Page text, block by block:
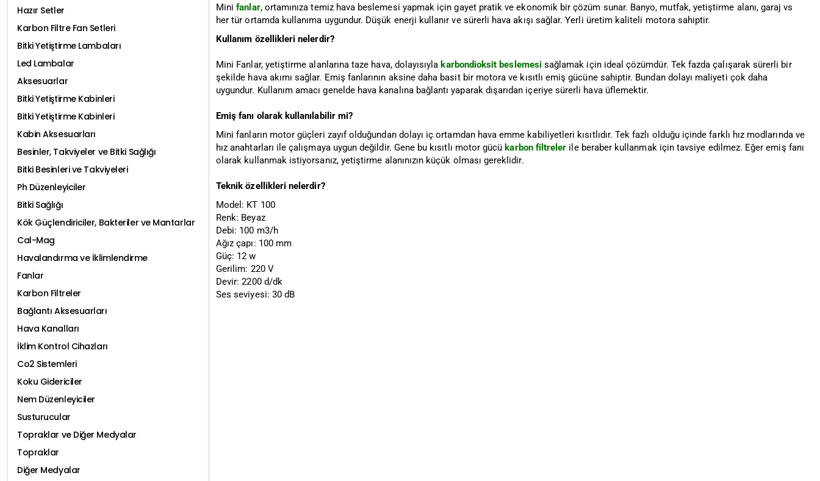
Minifanlar, ortamınıza temiz hava beslemesi yapmak için gayet pratik ve ekonomik bir çözüm sunar. Banyo, mutfak, yetiştirme alanı, garaj vs
her tür ortamda kullanıma uygundur. Düşük enerji kullanır ve sürerli hava akışı sağlar. Yerli üretim kaliteli motora sahiptir.
Kullanım özellikleri nelerdir?
Mini Fanlar, yetiştirme alanlarına taze hava, dolayısıyla karbondioksit beslemesi sağlamak için ideal çözümdür. Tek fazda çalışarak sürerli bir
şekilde hava akımı sağlar. Emiş fanlarının aksine daha basit bir motora ve kısıtlı emiş gücüne sahiptir. Bundan dolayı maliyeti çok daha
uygundur. Kullanım amacı genelde hava kanalına bağlantı yaparak dışarıdan içeriye sürerli hava üflemektir.
Emiş fanı olarak kullanılabilir mi?
Mini fanların motor güçleri zayıf olduğundan dolayı iç ortamdan hava emme kabiliyetleri kısıtlıdır. Tek fazlı olduğu içinde farklı hız modlarında ve
hız anahtarları ile çalışmaya uygun değildir. Gene bu kısıtlı motor gücü karbon filtreler ile beraber kullanmak için tavsiye edilmez. Eğer emiş fanı
olarak kullanmak istiyorsanız, yetiştirme alanınızın küçük olması gereklidir.
Teknik özellikleri nelerdir?
Model: KT 100
Renk: Beyaz
Debi: 100 m3/h
Ağız çapı: 100 mm
Güç: 12 w
Gerilim: 220 V
Devir: 2200 d/dk
Ses seviyesi: 30 dB
Hazır Setler
Karbon Filtre Fan Setleri
Bitki Yetiştirme Lambaları
Led Lambalar
Aksesuarlar
Bitki Yetiştirme Kabinleri
Bitki Yetiştirme Kabinleri
Kabin Aksesuarları
Besinler, Takviyeler ve Bitki Sağlığı
Bitki Besinleri ve Takviyeleri
Ph Düzenleyiciler
Bitki Sağlığı
Kök Güçlendiriciler, Bakteriler ve Mantarlar
Cal-Mag
Havalandırma ve İklimlendirme
Fanlar
Karbon Filtreler
Bağlantı Aksesuarları
Hava Kanalları
İklim Kontrol Cihazları
Co2 Sistemleri
Koku Gidericiler
Nem Düzenleyiciler
Susturucular
Topraklar ve Diğer Medyalar
Topraklar
Diğer Medyalar